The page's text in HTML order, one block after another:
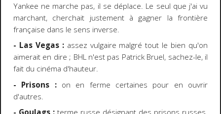
Yankee ne marche pas, il se déplace. Le seul que j'ai vu
marchant, cherchait justement à gagner la frontière
française dans le sens inverse.
- Las Vegas :assez vulgaire malgré tout le bien qu'on
aimerait en dire ; BHL n'est pas Patrick Bruel, sachez-le, il
fait du cinéma d'hauteur.
- Prisons :on en ferme certaines pour en ouvrir
d'autres.